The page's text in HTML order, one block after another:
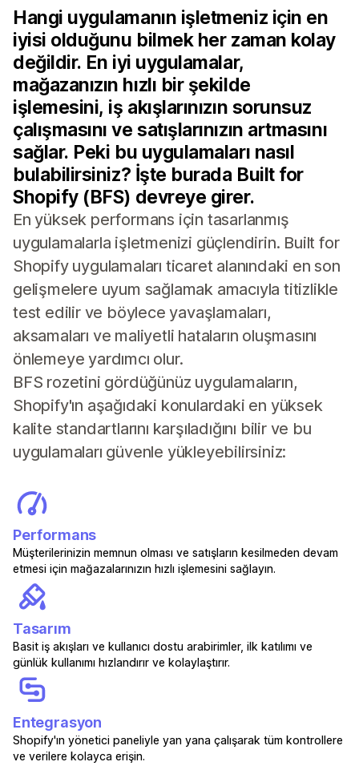
Hangi uygulamanın işletmeniz için en
iyisi olduğunu bilmek her zaman kolay
değildir. En iyi uygulamalar,
mağazanızın hızlı bir şekilde
işlemesini, iş akışlarınızın sorunsuz
çalışmasını ve satışlarınızın artmasını
sağlar. Peki bu uygulamaları nasıl
bulabilirsiniz? İşte burada Built for
Shopify (BFS) devreye girer.
En yüksek performans için tasarlanmış
uygulamalarla işletmenizi güçlendirin. Built for
Shopify uygulamaları ticaret alanındaki en son
gelişmelere uyum sağlamak amacıyla titizlikle
test edilir ve böylece yavaşlamaları,
aksamaları ve maliyetli hataların oluşmasını
önlemeye yardımcı olur.
BFS rozetini gördüğünüz uygulamaların,
Shopify'ın aşağıdaki konulardaki en yüksek
kalite standartlarını karşıladığını bilir ve bu
uygulamaları güvenle yükleyebilirsiniz:
Performans
Müşterilerinizin memnun olması ve satışların kesilmeden devam
etmesi için mağazalarınızın hızlı işlemesini sağlayın.
Tasarım
Basit iş akışları ve kullanıcı dostu arabirimler, ilk katılımı ve
günlük kullanımı hızlandırır ve kolaylaştırır.
Entegrasyon
Shopify'ın yönetici paneliyle yan yana çalışarak tüm kontrollere
ve verilere kolayca erişin.